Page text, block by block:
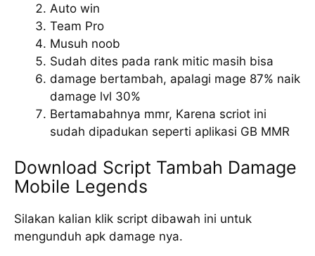
Auto win
Team Pro
Musuh noob
Sudah dites pada rank mitic masih bisa
damage bertambah, apalagi mage 87% naik
damage lvl 30%
Bertamabahnya mmr, Karena scriot ini
sudah dipadukan seperti aplikasi GB MMR
Download Script Tambah Damage
Mobile Legends
Silakan kalian klik script dibawah ini untuk
mengunduh apk damage nya.